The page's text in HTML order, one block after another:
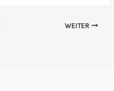
WEITER